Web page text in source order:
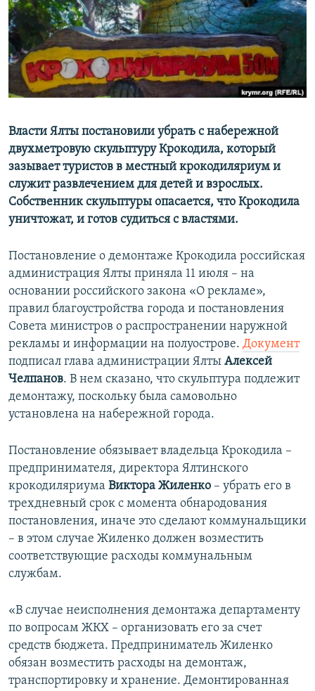
ПОБЕДИТЕЛЕЙ НЕ СУДЯТ?
КРЫМ.НЕПОКОРЕННЫЙ
ELIFBE
УКРАИНСКАЯ ПРОБЛЕМА КРЫМА
ПРИСОЕДИНЯЙТЕСЬ!
Власти Ялты постановили убрать с набережной
двухметровую скульптуру Крокодила, который
зазывает туристов в местный крокодиляриум и
служит развлечением для детей и взрослых.
Собственник скульптуры опасается, что Крокодила
уничтожат, и готов судиться с властями.
Постановление о демонтаже Крокодила российская
администрация Ялты приняла 11 июля – на
основании российского закона «О рекламе»,
правил благоустройства города и постановления
Совета министров о распространении наружной
рекламы и информации на полуострове. Документ
подписал глава администрации Ялты Алексей
Челпанов. В нем сказано, что скульптура подлежит
демонтажу, поскольку была самовольно
установлена на набережной города.
Постановление обязывает владельца Крокодила –
предпринимателя, директора Ялтинского
крокодиляриума Виктора Жиленко – убрать его в
трехдневный срок с момента обнародования
постановления, иначе это сделают коммунальщики
– в этом случае Жиленко должен возместить
соответствующие расходы коммунальным
службам.
«В случае неисполнения демонтажа департаменту
по вопросам ЖКХ – организовать его за счет
средств бюджета. Предприниматель Жиленко
обязан возместить расходы на демонтаж,
транспортировку и хранение. Демонтированная